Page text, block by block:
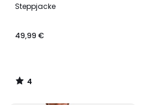
Steppjacke
49,99 €
/
4
/